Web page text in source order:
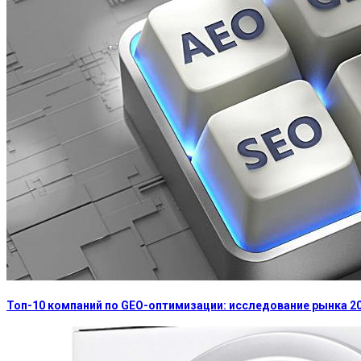
Топ-10 компаний по GEO-оптимизации: исследование рынка